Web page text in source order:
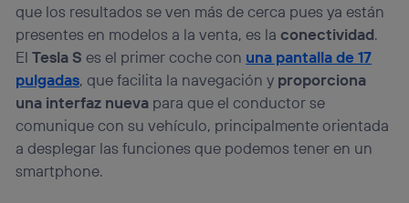
que los resultados se ven más de cerca pues ya están
presentes en modelos a la venta, es laconectividad.
ElTesla S es el primer coche con una pantalla de 17
pulgadas, que facilita la navegación y proporciona
una interfaz nueva para que el conductor se
comunique con su vehículo, principalmente orientada
a desplegar las funciones que podemos tener en un
smartphone.